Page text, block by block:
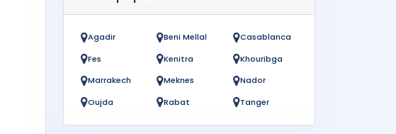
Agadir Beni Mellal
Casablanca
Fes
Kenitra
Khouribga
Marrakech
Meknes
Nador
Oujda
Rabat Tanger